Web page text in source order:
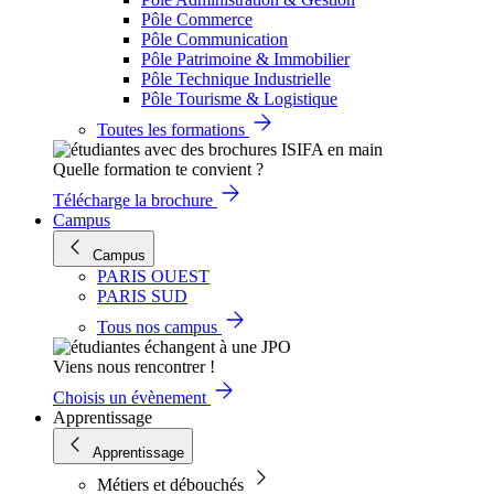
Pôle Commerce
Pôle Communication
Pôle Patrimoine & Immobilier
Pôle Technique Industrielle
Pôle Tourisme & Logistique
Toutes les formations
Quelle formation te convient ?
Télécharge la brochure
Campus
Campus
PARIS OUEST
PARIS SUD
Tous nos campus
Viens nous rencontrer !
Choisis un évènement
Apprentissage
Apprentissage
Métiers et débouchés